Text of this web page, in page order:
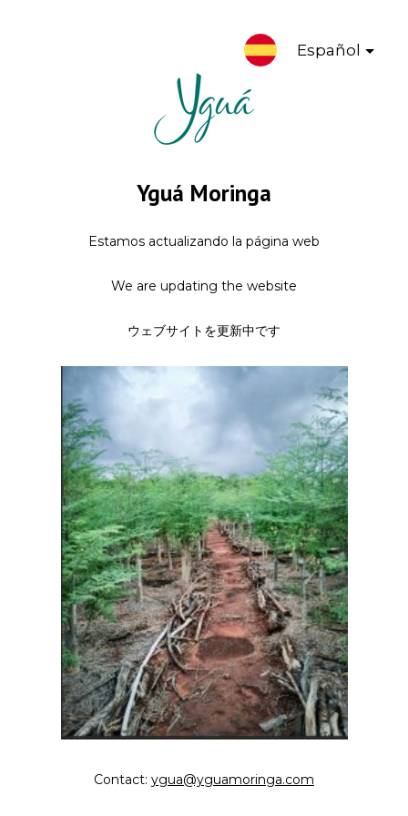
Español
Yguá Moringa
Estamos actualizando la página web
We are updating the website
ウェブサイトを更新中です
Contact: ygua@yguamoringa.com